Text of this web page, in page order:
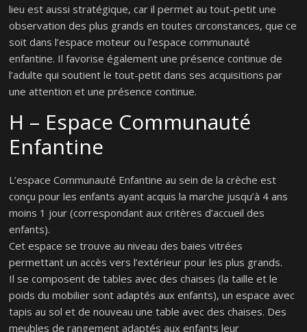
lieu est aussi stratégique, car il permet au tout-petit une
observation des plus grands en toutes circonstances, que ce
soit dans l’espace moteur ou l’espace communauté
enfantine. Il favorise également une présence continue de
l’adulte qui soutient le tout-petit dans ses acquisitions par
une attention et une présence continue.
H – Espace Communauté
Enfantine
L’espace Communauté Enfantine au sein de la crèche est
conçu pour les enfants ayant acquis la marche jusqu’à 4 ans
moins 1 jour (correspondant aux critères d’accueil des
enfants).
Cet espace se trouve au niveau des baies vitrées
permettant un accès vers l’extérieur pour les plus grands.
Il se composent de tables avec des chaises (la taille et le
poids du mobilier sont adaptés aux enfants), un espace avec
tapis au sol et de nouveau une table avec des chaises. Des
meubles de rangement adaptés aux enfants leur